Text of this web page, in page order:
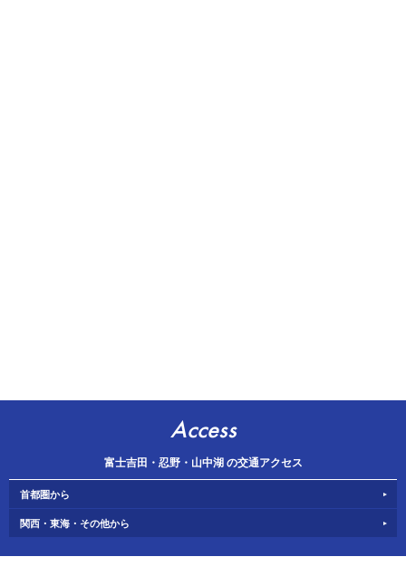
Access
富士吉田・忍野・山中湖 の交通アクセス
首都圏から
関西・東海・その他から